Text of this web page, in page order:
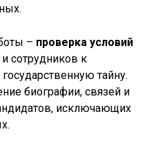
– проверка условий
сотрудников к
тайну.
биографии, связей и
исключающих